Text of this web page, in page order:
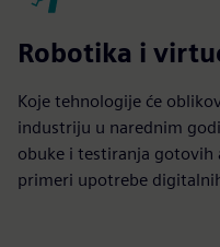
Robotika i
Koje tehnologije će
industriju u narednim
obuke i testiranja gotovih
primeri upotrebe